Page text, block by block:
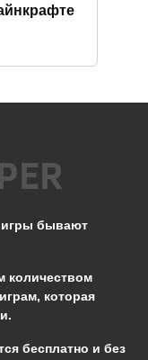
игры бывают
количеством
которая
бесплатно и без